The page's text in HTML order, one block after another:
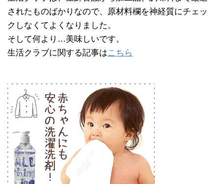
されたものばかりなので、原材料欄を神経質にチェッ
クしなくてよくなりました。
そして何より…美味しいです。
生活クラブに関する記事はこちら